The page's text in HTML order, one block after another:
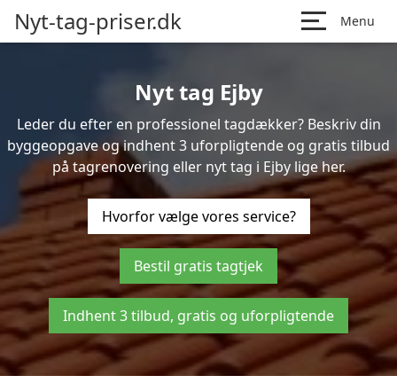
Nyt-tag-priser.dk Menu
Nyt tag Ejby
Leder du efter en professionel tagdækker? Beskriv din
byggeopgave og indhent 3 uforpligtende og gratis tilbud
på tagrenovering eller nyt tag i Ejby lige her.
Hvorfor vælge vores service?
Bestil gratis tagtjek
Indhent 3 tilbud, gratis og uforpligtende